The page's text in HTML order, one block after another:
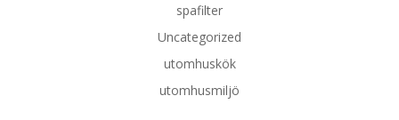
spafilter
Uncategorized
utomhuskök
utomhusmiljö